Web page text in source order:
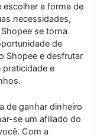
escolher a forma de
necessidades,
se torna
de
Shopee e desfrutar
e
de ganhar dinheiro
se um afiliado do
Com a